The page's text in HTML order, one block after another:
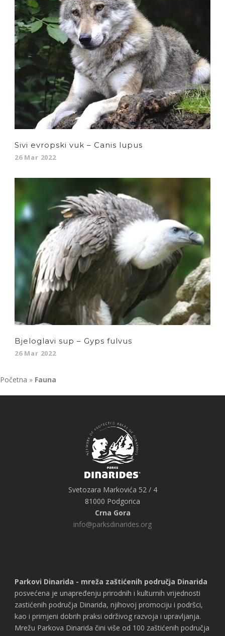
Sivi evropski vuk – Canis lupus
26 Mar 2022
Bjeloglavi sup – Gyps fulvus
26 Mar 2022
Početna » Fauna
Svetozara Markovića 52 / 4
81000 Podgorica
Crna Gora
info@parksdinarides.org
Parkovi Dinarida - mreža zaštićenih područja Dinarida
posvećena je unapređenju prirodnih i kulturnih vrijednosti
zastićenih područja Dinarida, njihovoj promociju i podršci,
kao i primjeni dobrih praksi održivog razvoja i upravljanja.
Mrežu Parkova Dinarida čini više od 100 zaštićenih područja